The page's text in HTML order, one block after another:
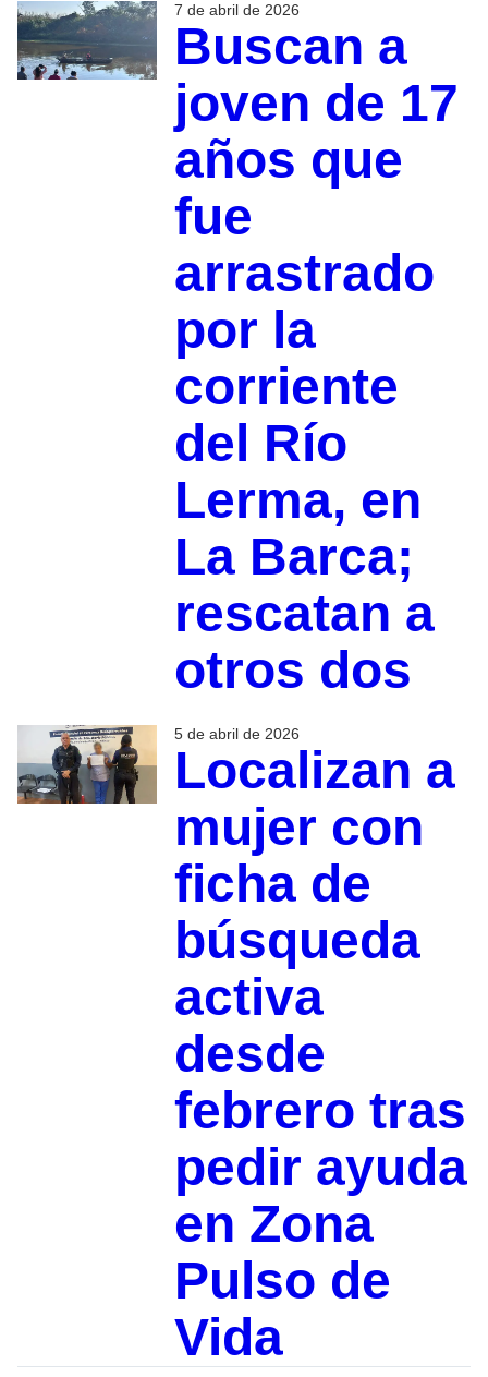
7 de abril de 2026
Buscan a
joven de 17
años que
fue
arrastrado
por la
corriente
del Río
Lerma, en
La Barca;
rescatan a
otros dos
5 de abril de 2026
Localizan a
mujer con
ficha de
búsqueda
activa
desde
febrero tras
pedir ayuda
en Zona
Pulso de
Vida